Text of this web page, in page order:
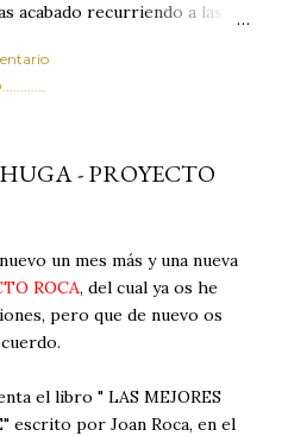
acabado recurriendo a las
secos fritos o snacks
saturadas y sodio?
embargo, cuidarse no tiene
al horno van a cambiar
las legumbres. Olvídate de
a los guisos tradicionales y
esta receta simple pero
un ingrediente tan
Bañeza en un snack ligero,
y 100% natural. Es el
- PROYECTO
un mes más y una nueva
ROCA, del cual ya os he
pero que de nuevo os
el libro " LAS MEJORES
escrito por Joan Roca, en el